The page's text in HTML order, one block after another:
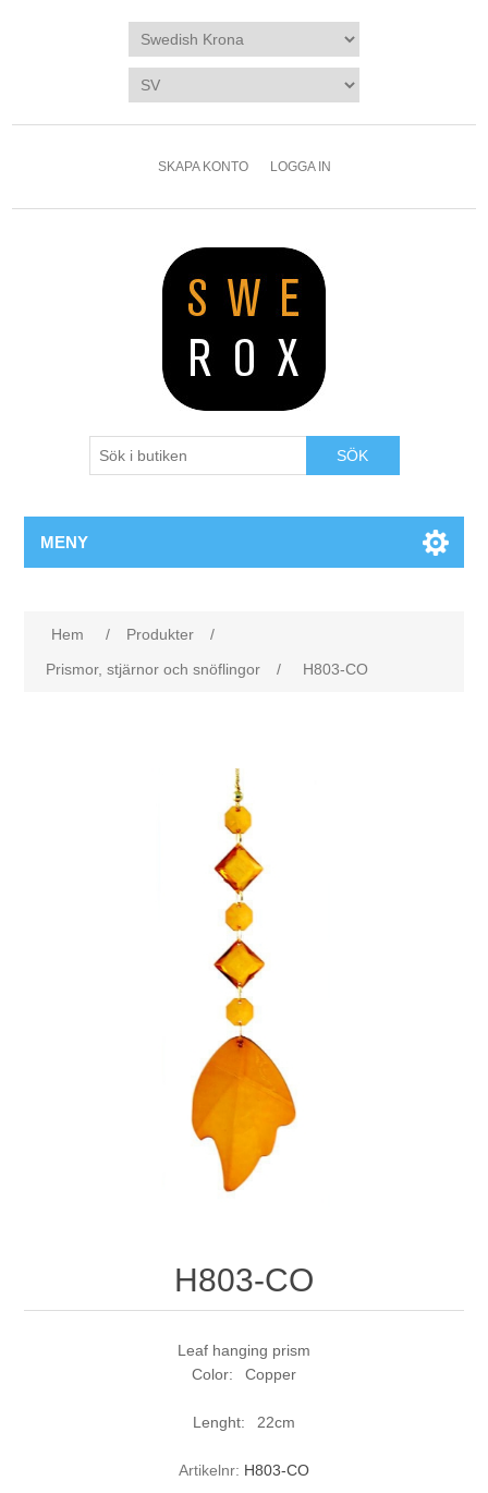
SKAPA KONTO LOGGA IN
SÖK
MENY
Hem / Produkter
/
Prismor, stjärnor och snöflingor
/ H803-CO
H803-CO
Leaf hanging prism
Color: Copper
Lenght: 22cm
Artikelnr: H803-CO